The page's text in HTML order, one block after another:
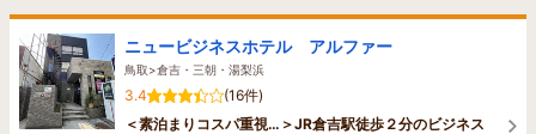
ニュービジネスホテル アルファー
鳥取>倉吉・三朝・湯梨浜
3.4
(16件)
＜素泊まりコスパ重視…＞JR倉吉駅徒歩２分のビジネス